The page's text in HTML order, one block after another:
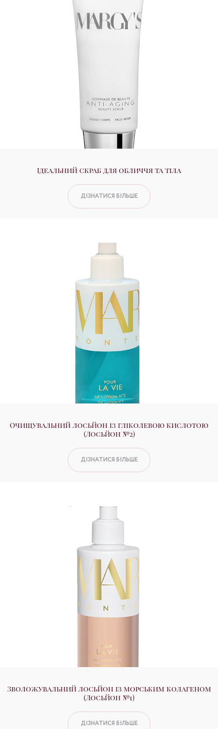
Ідеальний скраб для обличчя та тіла
ДІЗНАТИСЯ БІЛЬШЕ
Очищувальний лосьйон із гліколевою кислотою
(Лосьйон №2)
ДІЗНАТИСЯ БІЛЬШЕ
Зволожувальний лосьйон із морським колагеном
(Лосьйон №1)
ДІЗНАТИСЯ БІЛЬШЕ